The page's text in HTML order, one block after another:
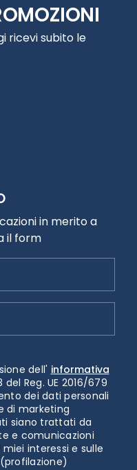
ricevi subito le
in merito a
il form
dell' informativa
del Reg. UE 2016/679
dei dati personali
di marketing
siano trattati da
e comunicazioni
interessi e sulle